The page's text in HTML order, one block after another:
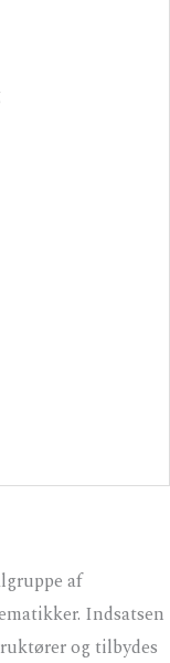
af
Indsatsen
og tilbydes